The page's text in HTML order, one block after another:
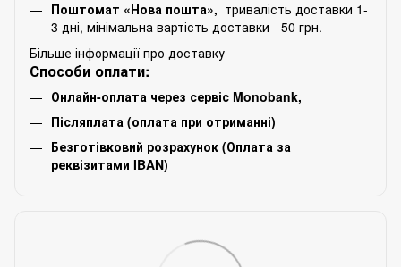
Поштомат «Нова пошта», тривалість доставки 1-
3 дні, мінімальна вартість доставки - 50 грн.
Більше інформації про доставку
Способи оплати:
Онлайн-оплата через сервіс Monobank,
Післяплата (оплата при отриманні)
Безготівковий розрахунок (Оплата за
реквізитами IBAN)